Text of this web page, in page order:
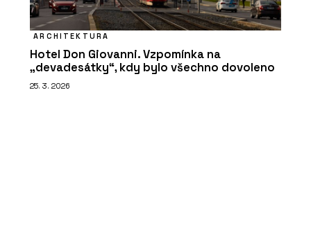
ARCHITEKTURA
Hotel Don Giovanni. Vzpomínka na
„devadesátky“, kdy bylo všechno dovoleno
25. 3. 2026